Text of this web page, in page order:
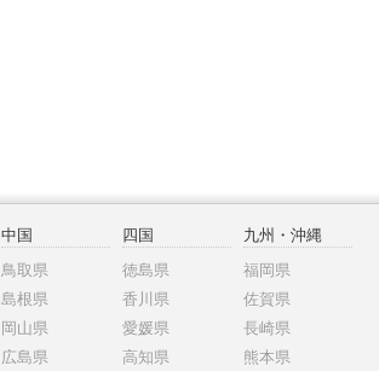
中国
鳥取県
島根県
岡山県
広島県
四国
徳島県
香川県
愛媛県
高知県
九州・沖縄
福岡県
佐賀県
長崎県
熊本県